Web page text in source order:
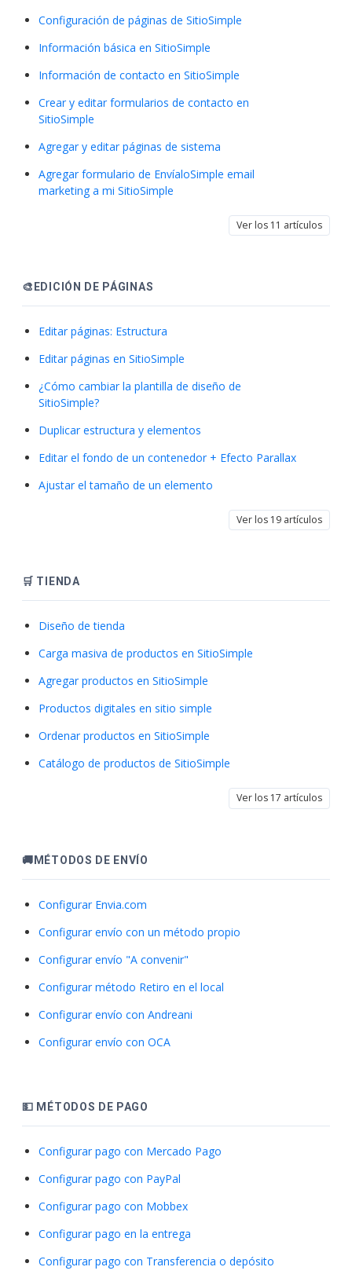
Configuración de páginas de SitioSimple
Información básica en SitioSimple
Información de contacto en SitioSimple
Crear y editar formularios de contacto en
SitioSimple
Agregar y editar páginas de sistema
Agregar formulario de EnvíaloSimple email
marketing a mi SitioSimple
Ver los 11 artículos
🎨EDICIÓN DE PÁGINAS
Editar páginas: Estructura
Editar páginas en SitioSimple
¿Cómo cambiar la plantilla de diseño de
SitioSimple?
Duplicar estructura y elementos
Editar el fondo de un contenedor + Efecto Parallax
Ajustar el tamaño de un elemento
Ver los 19 artículos
🛒 TIENDA
Diseño de tienda
Carga masiva de productos en SitioSimple
Agregar productos en SitioSimple
Productos digitales en sitio simple
Ordenar productos en SitioSimple
Catálogo de productos de SitioSimple
Ver los 17 artículos
🚚MÉTODOS DE ENVÍO
Configurar Envia.com
Configurar envío con un método propio
Configurar envío "A convenir"
Configurar método Retiro en el local
Configurar envío con Andreani
Configurar envío con OCA
💵 MÉTODOS DE PAGO
Configurar pago con Mercado Pago
Configurar pago con PayPal
Configurar pago con Mobbex
Configurar pago en la entrega
Configurar pago con Transferencia o depósito